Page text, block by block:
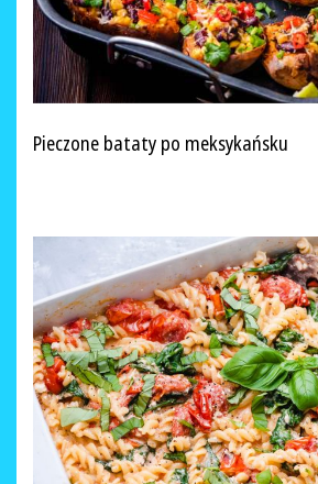
Pieczone bataty po meksykańsku